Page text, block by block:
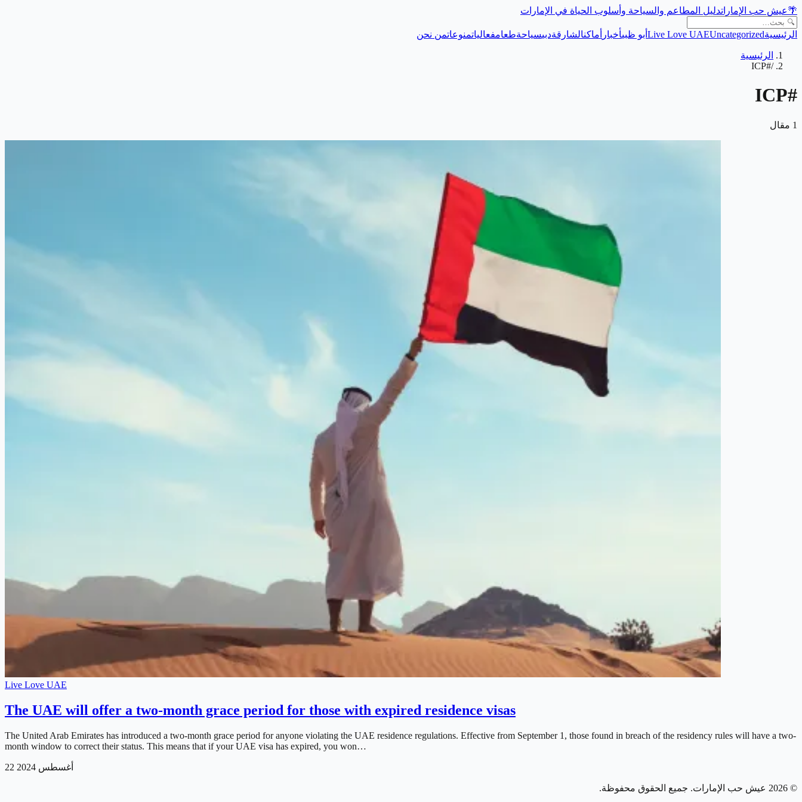
🌴عيش حب الإماراتدليل المطاعم والسياحة وأسلوب الحياة في الإمارات
الرئيسية Live Love UAEUncategorized أبو ظبيأخبار أماكنالشارقةدبيسياحةطعامفعالياتمنوعاتمن نحن
الرئيسية
/
#ICP
#
ICP
1 مقال
Live Love UAE
The UAE will offer a two-month grace period for those with expired residence visas
The United Arab Emirates has introduced a two-month grace period for anyone violating the UAE residence regulations. Effective from September 1, those found in breach of the residency rules will have a two-
month window to correct their status. This means that if your UAE visa has expired, you won…
22 أغسطس 2024
©
2026 عيش حب الإمارات. جميع الحقوق محفوظة.